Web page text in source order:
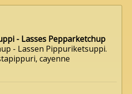
- Lasses Pepparketchup
- Lassen Pippuriketsuppi.
cayenne